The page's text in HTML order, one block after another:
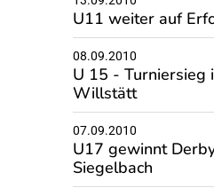
U11 weiter auf
08.09.2010
U 15 - Turniersieg
Willstätt
07.09.2010
U17 gewinnt
Siegelbach